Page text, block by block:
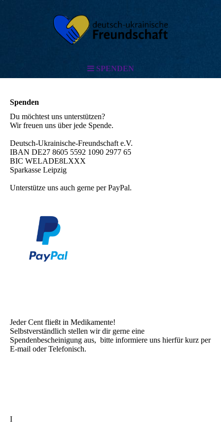
SPENDEN
Spenden
Du möchtest uns unterstützen?
Wir freuen uns über jede Spende.
Deutsch-Ukrainische-Freundschaft e.V.
IBAN DE27 8605 5592 1090 2977 65
BIC WELADE8LXXX
Sparkasse Leipzig
Unterstütze uns auch gerne per PayPal.
Jeder Cent fließt in Medikamente!
Selbstverständlich stellen wir dir gerne eine
Spendenbescheinigung aus, bitte informiere uns hierfür kurz per
E-mail oder Telefonisch.
I